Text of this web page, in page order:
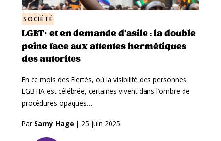
SOCIÉTÉ
LGBT+ et en demande d’asile : la double
peine face aux attentes hermétiques
des autorités
En ce mois des Fiertés, où la visibilité des personnes
LGBTIA est célébrée, certaines vivent dans l’ombre de
procédures opaques…
Par Samy Hage | 25 juin 2025